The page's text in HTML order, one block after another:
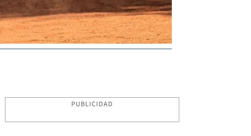
PUBLICIDAD